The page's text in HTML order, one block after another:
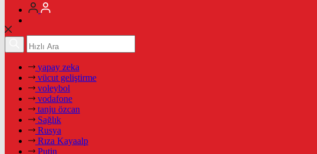
yapay zeka
vücut geliştirme
voleybol
vodafone
tanju özcan
Sağlık
Rusya
Rıza Kayaalp
Putin